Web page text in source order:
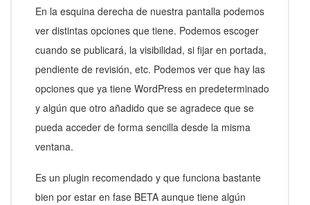
En la esquina derecha de nuestra pantalla podemos
ver distintas opciones que tiene. Podemos escoger
cuando se publicará, la visibilidad, si fijar en portada,
pendiente de revisión, etc. Podemos ver que hay las
opciones que ya tiene WordPress en predeterminado
y algún que otro añadido que se agradece que se
pueda acceder de forma sencilla desde la misma
ventana.
Es un plugin recomendado y que funciona bastante
bien por estar en fase BETA aunque tiene algún